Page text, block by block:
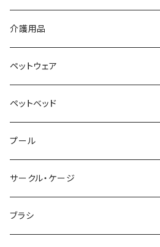
介護用品
ペットウェア
ペットベッド
プール
サークル・ケージ
ブラシ